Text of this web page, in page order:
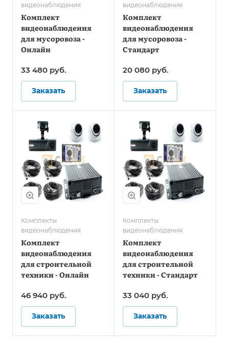
видеонаблюдения
Комплект
видеонаблюдения
для мусоровоза -
Онлайн
33 480 руб.
Заказать
видеонаблюдения
Комплект
видеонаблюдения
для мусоровоза -
Стандарт
20 080 руб.
Заказать
Комплекты
видеонаблюдения
Комплект
видеонаблюдения
для строительной
техники - Онлайн
46 940 руб.
Заказать
Комплекты
видеонаблюдения
Комплект
видеонаблюдения
для строительной
техники - Стандарт
33 040 руб.
Заказать